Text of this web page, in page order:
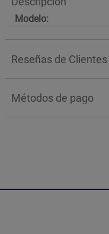
Modelo:
Reseñas de Clientes
Métodos de pago